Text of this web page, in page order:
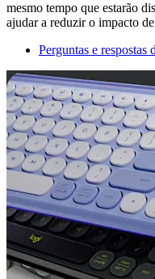
mesmo tempo que estarão
ajudar a reduzir o impacto
Perguntas e respostas